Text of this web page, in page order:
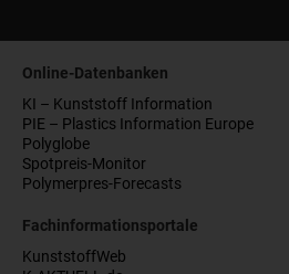
Online-Datenbanken
KI – Kunststoff Information
PIE – Plastics Information Europe
Polyglobe
Spotpreis-Monitor
Polymerpres-Forecasts
Fachinformationsportale
KunststoffWeb